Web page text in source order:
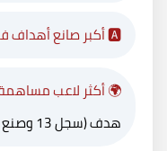
🅰️ أكبر صانع أهداف في التاريخ :
🌍 أكثر لاعب
هدف (سجل 13 وصنع 8)